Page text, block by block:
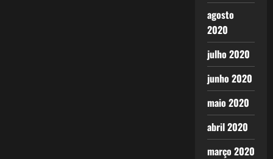
agosto
2020
julho 2020
junho 2020
maio 2020
abril 2020
março 2020